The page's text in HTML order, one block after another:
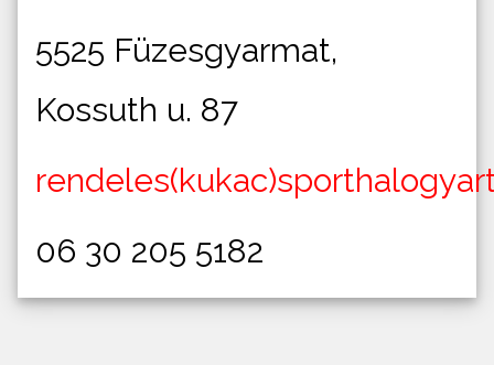
5525 Füzesgyarmat,
Kossuth u. 87
06 30 205 5182